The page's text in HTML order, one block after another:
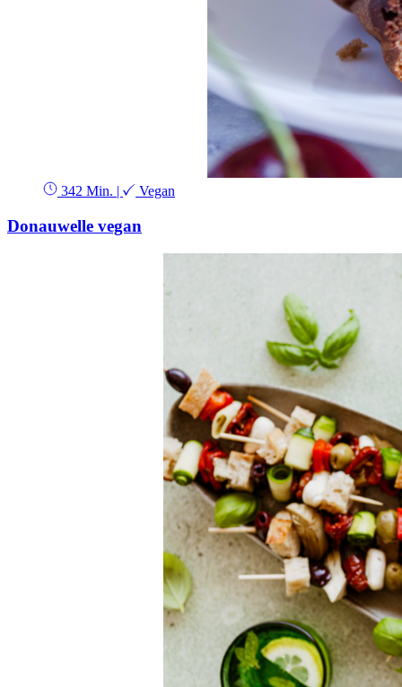
342 Min. | Vegan
Donauwelle vegan